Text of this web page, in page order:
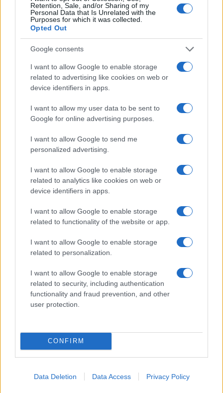
Retention, Sale, and/or Sharing of my
Personal Data that Is Unrelated with the
Purposes for which it was collected.
Opted Out
Google consents
I want to allow Google to enable storage
related to advertising like cookies on web or
device identifiers in apps.
I want to allow my user data to be sent to
Google for online advertising purposes.
I want to allow Google to send me
personalized advertising.
I want to allow Google to enable storage
related to analytics like cookies on web or
device identifiers in apps.
I want to allow Google to enable storage
related to functionality of the website or app.
I want to allow Google to enable storage
related to personalization.
I want to allow Google to enable storage
related to security, including authentication
functionality and fraud prevention, and other
user protection.
CONFIRM
Data Deletion Data Access Privacy Policy